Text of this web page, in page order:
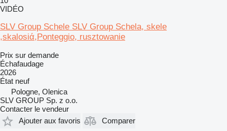
VIDÉO
SLV Group Schele SLV Group Schela, skele
,skalosiά,Ponteggio, rusztowanie
Prix sur demande
Échafaudage
2026
État neuf
Pologne, Olenica
SLV GROUP Sp. z o.o.
Contacter le vendeur
Ajouter aux favoris
Comparer